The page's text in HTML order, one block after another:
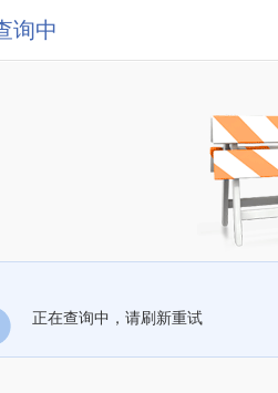
询中
正在查询中，请刷新重试